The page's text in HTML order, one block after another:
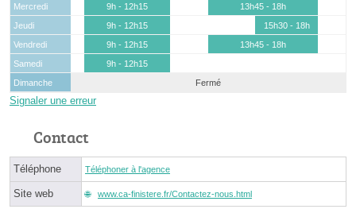
Mercredi
9h - 12h15
13h45 - 18h
Jeudi
9h - 12h15
15h30 - 18h
Vendredi
9h - 12h15
13h45 - 18h
Samedi
9h - 12h15
Dimanche
Fermé
Signaler une erreur
Contact
Téléphone Téléphoner à l'agence
Site web www.ca-finistere.fr/Contactez-nous.html